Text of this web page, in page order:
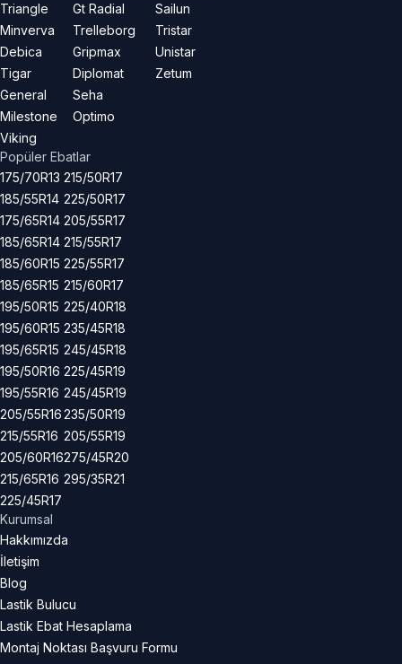
Triangle
Minverva
Debica
Tigar
General
Milestone
Viking
Gt Radial
Trelleborg
Gripmax
Diplomat
Seha
Optimo
Sailun
Tristar
Unistar
Zetum
Popüler Ebatlar
175/70R13
185/55R14
175/65R14
185/65R14
185/60R15
185/65R15
195/50R15
195/60R15
195/65R15
195/50R16
195/55R16
205/55R16
215/55R16
205/60R16
215/65R16
225/45R17
215/50R17
225/50R17
205/55R17
215/55R17
225/55R17
215/60R17
225/40R18
235/45R18
245/45R18
225/45R19
245/45R19
235/50R19
205/55R19
275/45R20
295/35R21
Kurumsal
Hakkımızda
İletişim
Blog
Lastik Bulucu
Lastik Ebat Hesaplama
Montaj Noktası Başvuru Formu